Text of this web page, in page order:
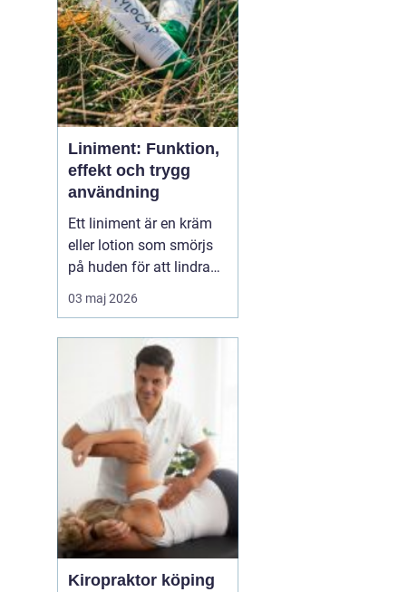
förändra reaktioner,
känslor och beteenden
som läng...
Liniment: Funktion,
effekt och trygg
användning
Ett liniment är en kräm
eller lotion som smörjs
på huden för att lindra
muskelvärk, stelhet och
ibland också ledbesvär.
ämnen som stimulerar
blodcirkulationen och
03 maj 2026
Kiropraktor köping